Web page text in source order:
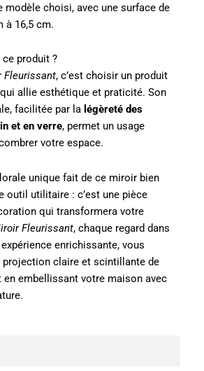
modèle choisi, avec une surface de
à 16,5 cm.
produit ?
Fleurissant, c’est choisir un produit
allie esthétique et praticité. Son
facilitée par la légèreté des
et en verre, permet un usage
votre espace.
unique fait de ce miroir bien
outil utilitaire : c’est une pièce
qui transformera votre
Fleurissant, chaque regard dans
enrichissante, vous
projection claire et scintillante de
en embellissant votre maison avec